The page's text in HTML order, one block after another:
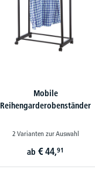
Mobile
Reihengarderobenständer
2 Varianten zur Auswahl
ab€ 44,91